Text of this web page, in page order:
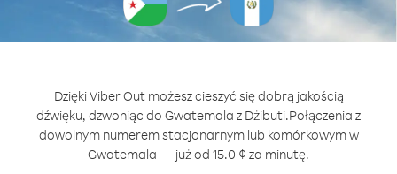
Dzięki Viber Out możesz cieszyć się dobrą jakością
dźwięku, dzwoniąc do Gwatemala z Dżibuti.Połączenia z
dowolnym numerem stacjonarnym lub komórkowym w
Gwatemala — już od 15.0 ¢ za minutę.